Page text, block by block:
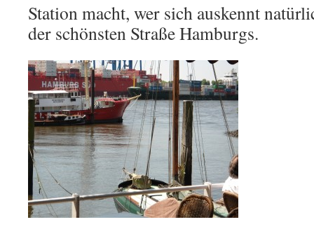
Station macht, wer sich auskennt
der schönsten Straße Hamburgs.